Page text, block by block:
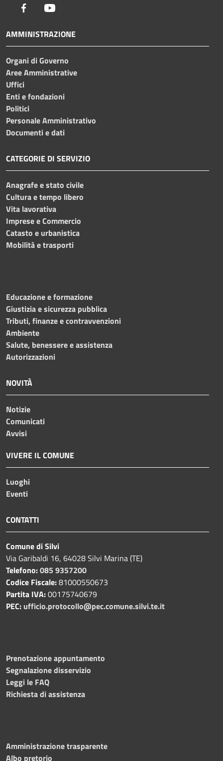
Facebook
AMMINISTRAZIONE
Organi di Governo
Aree Amministrative
Uffici
Enti e fondazioni
Politici
Personale Amministrativo
Documenti e dati
CATEGORIE DI SERVIZIO
Anagrafe e stato civile
Cultura e tempo libero
Vita lavorativa
Imprese e Commercio
Catasto e urbanistica
Mobilità e trasporti
Educazione e formazione
Giustizia e sicurezza pubblica
Tributi, finanze e contravvenzioni
Ambiente
Salute, benessere e assistenza
Autorizzazioni
NOVITÀ
Notizie
Comunicati
Avvisi
VIVERE IL COMUNE
Luoghi
Eventi
CONTATTI
Comune di Silvi
Via Garibaldi 16, 64028 Silvi Marina (TE)
Telefono:085 9357200
Codice Fiscale:81000550673
Partita IVA:00175740679
PEC: ufficio.protocollo@pec.comune.silvi.te.it
Prenotazione appuntamento
Segnalazione disservizio
Leggi le FAQ
Richiesta di assistenza
Amministrazione trasparente
Albo pretorio